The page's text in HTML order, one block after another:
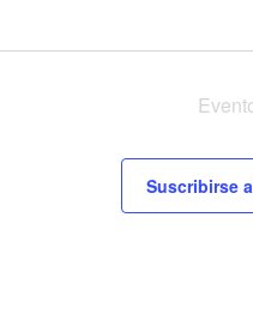
Suscribirse